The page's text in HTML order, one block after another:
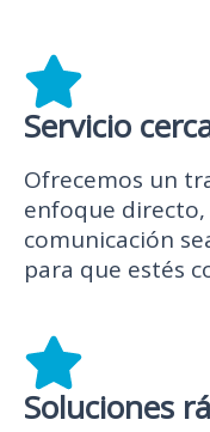
Servicio
Ofrecemos un
enfoque
comunicación
para que estés
Soluciones